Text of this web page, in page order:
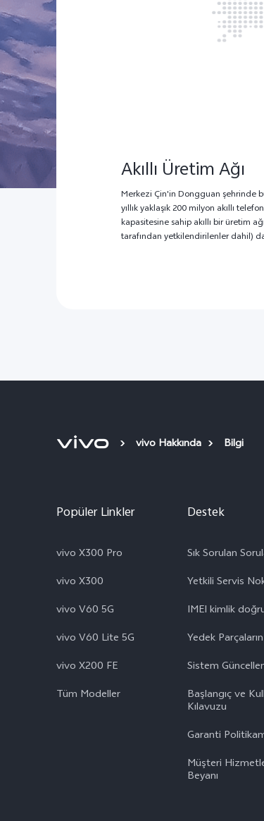
Akıllı Üretim Ağı
Merkezi Çin'in Dongguan şehrinde
yıllık yaklaşık 200 milyon akıllı
kapasitesine sahip akıllı bir üretim
tarafından yetkilendirilenler dahil)
vivo Hakkında Bilgi
Popüler Linkler
vivo X300 Pro
vivo X300
vivo V60 5G
vivo V60 Lite 5G
vivo X200 FE
Tüm Modeller
Destek
Sık Sorulan
Yetkili Servis
IMEI kimlik
Yedek
Sistem
Başlangıç ve
Kılavuzu
Garanti
Müşteri
Beyanı